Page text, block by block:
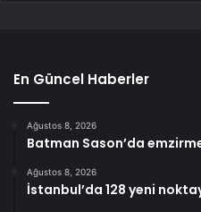
En Güncel Haberler
Ağustos 8, 2026
Batman Sason’da
Ağustos 8, 2026
İstanbul’da 128 yeni